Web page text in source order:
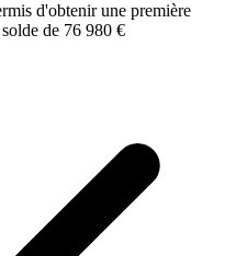
d'obtenir une première
de 76 980 €